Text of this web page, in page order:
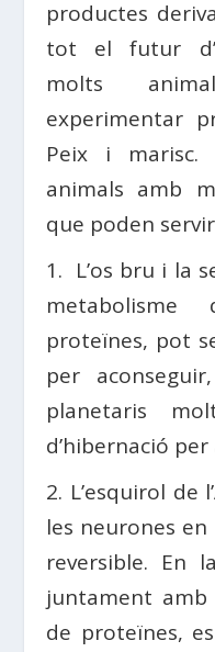
productes
tot el futur
molts
experimentar
Peix i marisc.
animals amb
que poden
1. L’os bru i la
proteïnes, pot
per
planetaris
d’hibernació
2. L’esquirol
les neurones
reversible. En
juntament
de proteïnes,